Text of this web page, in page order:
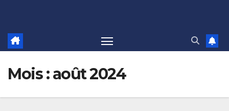
Mois :août 2024